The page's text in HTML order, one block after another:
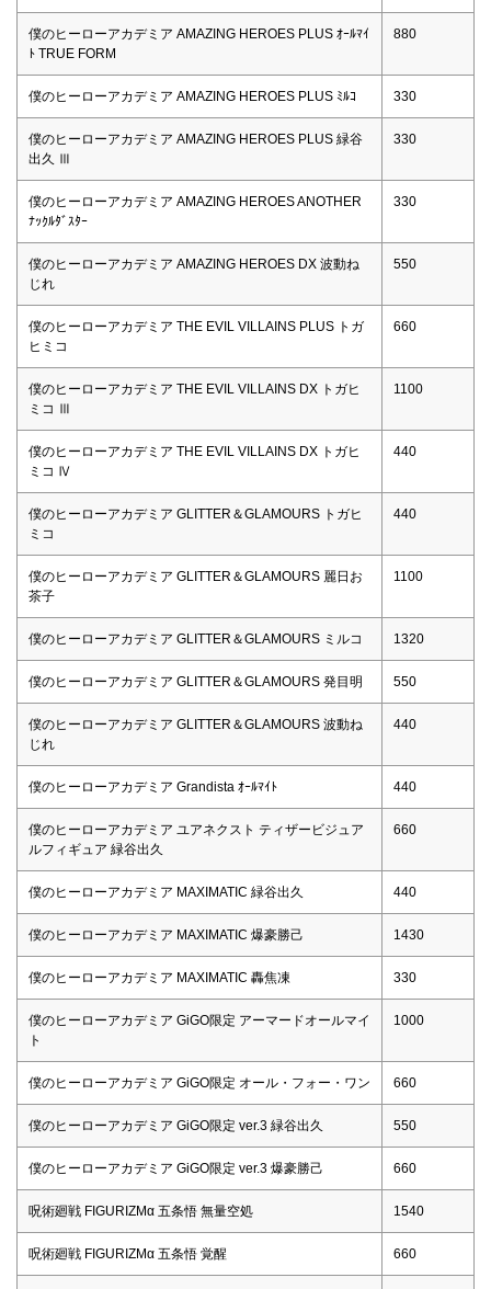
僕のヒーローアカデミア AMAZING HEROES PLUS ｵｰﾙﾏｲ
ﾄ TRUE FORM
880
僕のヒーローアカデミア AMAZING HEROES PLUS ﾐﾙｺ 330
僕のヒーローアカデミア AMAZING HEROES PLUS 緑谷
出久 Ⅲ
330
僕のヒーローアカデミア AMAZING HEROES ANOTHER
ﾅｯｸﾙﾀﾞｽﾀｰ
330
僕のヒーローアカデミア AMAZING HEROES DX 波動ね
じれ
550
僕のヒーローアカデミア THE EVIL VILLAINS PLUS トガ
ヒミコ
660
僕のヒーローアカデミア THE EVIL VILLAINS DX トガヒ
ミコ Ⅲ
1100
僕のヒーローアカデミア THE EVIL VILLAINS DX トガヒ
ミコ Ⅳ
440
僕のヒーローアカデミア GLITTER＆GLAMOURS トガヒ
ミコ
440
僕のヒーローアカデミア GLITTER＆GLAMOURS 麗日お
茶子
1100
僕のヒーローアカデミア GLITTER＆GLAMOURS ミルコ 1320
僕のヒーローアカデミア GLITTER＆GLAMOURS 発目明 550
僕のヒーローアカデミア GLITTER＆GLAMOURS 波動ね
じれ
440
僕のヒーローアカデミア Grandista ｵｰﾙﾏｲﾄ 440
僕のヒーローアカデミア ユアネクスト ティザービジュア
ルフィギュア 緑谷出久
660
僕のヒーローアカデミア MAXIMATIC 緑谷出久 440
僕のヒーローアカデミア MAXIMATIC 爆豪勝己 1430
僕のヒーローアカデミア MAXIMATIC 轟焦凍 330
僕のヒーローアカデミア GiGO限定 アーマードオールマイ
ト
1000
僕のヒーローアカデミア GiGO限定 オール・フォー・ワン 660
僕のヒーローアカデミア GiGO限定 ver.3 緑谷出久 550
僕のヒーローアカデミア GiGO限定 ver.3 爆豪勝己 660
呪術廻戦 FIGURIZMα 五条悟 無量空処 1540
呪術廻戦 FIGURIZMα 五条悟 覚醒 660